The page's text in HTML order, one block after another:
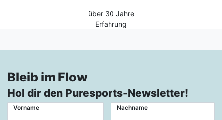
über 30 Jahre
Erfahrung
Bleib im Flow
Hol dir den Puresports-Newsletter!
Vorname Nachname